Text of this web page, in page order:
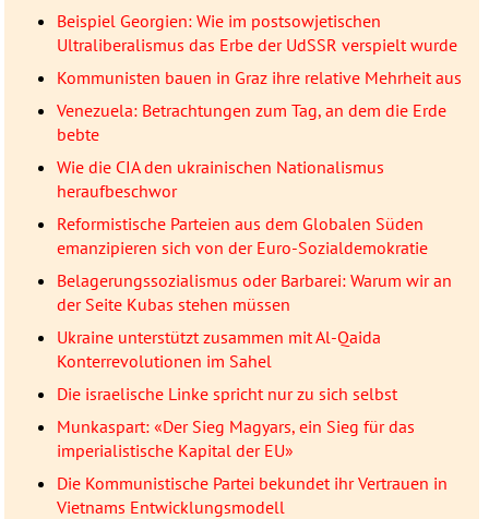
Beispiel Georgien: Wie im postsowjetischen
Ultraliberalismus das Erbe der UdSSR verspielt wurde
Kommunisten bauen in Graz ihre relative Mehrheit aus
Venezuela: Betrachtungen zum Tag, an dem die Erde
bebte
Wie die CIA den ukrainischen Nationalismus
heraufbeschwor
Reformistische Parteien aus dem Globalen Süden
emanzipieren sich von der Euro-Sozialdemokratie
Belagerungssozialismus oder Barbarei: Warum wir an
der Seite Kubas stehen müssen
Ukraine unterstützt zusammen mit Al-Qaida
Konterrevolutionen im Sahel
Die israelische Linke spricht nur zu sich selbst
Munkaspart: «Der Sieg Magyars, ein Sieg für das
imperialistische Kapital der EU»
Die Kommunistische Partei bekundet ihr Vertrauen in
Vietnams Entwicklungsmodell